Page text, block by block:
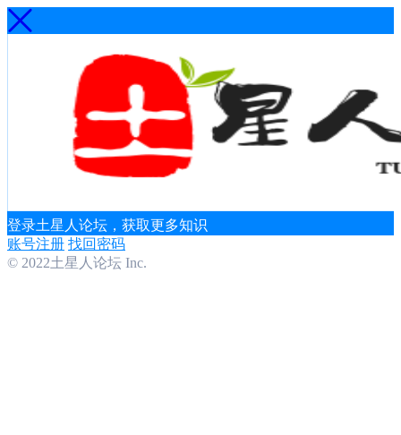
登录土星人论坛，获取更多知识
账号注册 找回密码
© 2022土星人论坛 Inc.